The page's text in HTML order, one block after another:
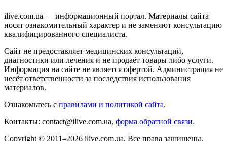
ilive.com.ua — информационный портал. Материалы сайта
носят ознакомительный характер и не заменяют консультацию
квалифицированного специалиста.
Сайт не предоставляет медицинских консультаций,
диагностики или лечения и не продаёт товары либо услуги.
Информация на сайте не является офертой. Администрация не
несёт ответственности за последствия использования
материалов.
Ознакомьтесь с правилами и политикой сайта.
Контакты: contact@ilive.com.ua, форма обратной связи.
Copyright © 2011–2026 ilive.com.ua. Все права защищены.